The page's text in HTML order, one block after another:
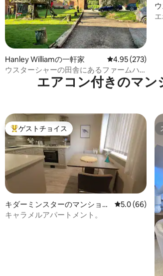
、5つ星中4.95つ星の平均評価
Hanley Williamの一軒家 レビュー273件
4.95 (273)
ウスターシャーの田舎にあるファームハ
エアコン付きのマン
、5つ星中4.89つ星の平均評価
大好評のゲストチョイスです。
ゲストチョイス
キダーミンスターのマンショ
ン・アパート
レビュー66件
5.0 (66)
キャラメルアパートメント。